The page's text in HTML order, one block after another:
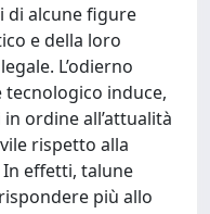
di alcune figure
e della loro
L’odierno
tecnologico induce,
ordine all’attualità
rispetto alla
effetti, talune
più allo